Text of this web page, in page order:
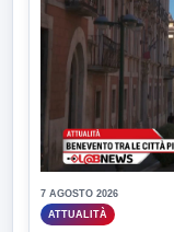
7 AGOSTO 2026
ATTUALITÀ